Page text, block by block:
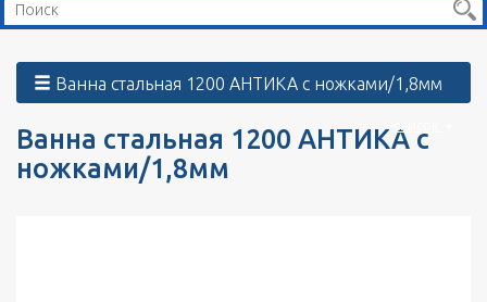
Ванна стальная 1200 АНТИКА с ножками/1,8мм
Ванна стальная 1200 АНТИКА с
ножками/1,8мм